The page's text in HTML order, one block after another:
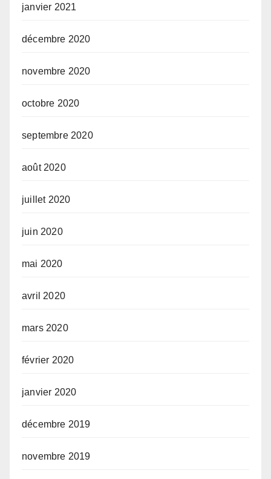
janvier 2021
décembre 2020
novembre 2020
octobre 2020
septembre 2020
août 2020
juillet 2020
juin 2020
mai 2020
avril 2020
mars 2020
février 2020
janvier 2020
décembre 2019
novembre 2019